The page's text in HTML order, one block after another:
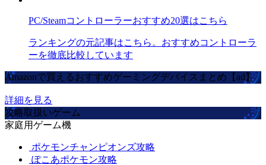
PC/Steamコントローラーおすすめ20選はこちら
ランキングの元記事はこちら。おすすめコントローラ
ーを徹底比較しています
Amazonで買えるおすすめゲーミングデバイスまとめ【ad】
詳細を見る
攻略取扱いゲーム
家庭用ゲーム機
ポケモンチャンピオンズ攻略
ぽこあポケモン攻略